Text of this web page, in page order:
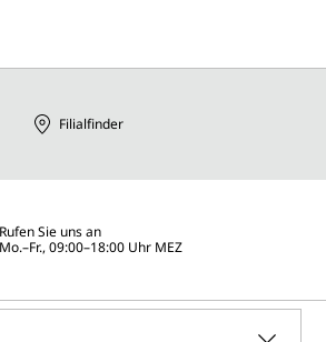
Filialfinder
Rufen Sie uns an
Mo.–Fr., 09:00–18:00 Uhr MEZ